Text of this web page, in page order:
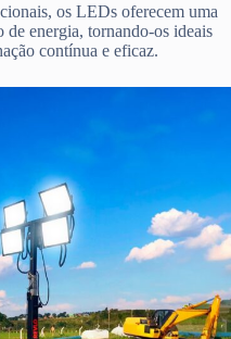
os LEDs oferecem uma
energia, tornando-os ideais
contínua e eficaz.